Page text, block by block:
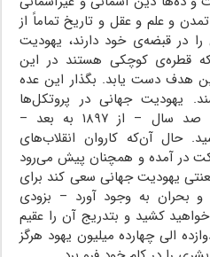
و علم و عقل و تاریخ تماماً از
در قبضه‌ی خود دارند، یهودیت
قطره‌ی کوچکی هستند در این
هدف دست یابد. بگذار این عده
یهودیت جهانی در پروتکل‌ها
پیش‌بینی کرده است که طی صد سال – از ۱۸۹۷ به بعد –
حال آن‌که کاروان انقلاب‌های
در آمده و همچنان پیش می‌رود
یهودیت جهانی سعی کند برای
بحران به وجود آورد – بزودی
کشید و بتدریج آن را عقیم
الی چهارده میلیون یهود هرگز